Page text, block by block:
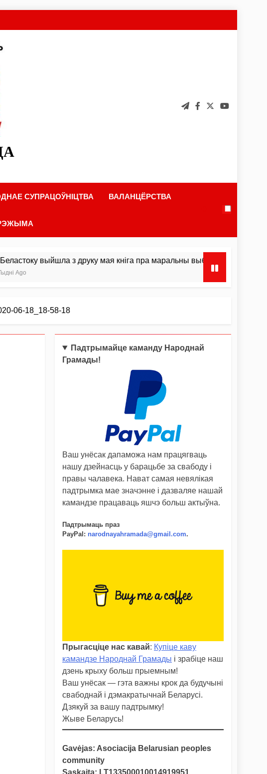
СУПРАЦОЎНІЦТВА ВАЛАНЦЁРСТВА
выйшла з друку мая кніга пра маральны выбар і інстынкты
06-18_18-58-18
Падтрымайце каманду Народнай
Грамады!
Ваш унёсак дапаможа нам працягваць
нашу дзейнасць у барацьбе за свабоду і
правы чалавека. Нават самая невялікая
падтрымка мае значэнне і дазваляе нашай
камандзе працаваць яшчэ больш актыўна.
Падтрымаць праз
PayPal : narodnayahramada@gmail.com.
Прыгасціце нас кавай: Купіце каву
камандзе Народнай Грамады і зрабіце наш
дзень крыху больш прыемным!
Ваш унёсак — гэта важны крок да будучыні
свабоднай і дэмакратычнай Беларусі.
Дзякуй за вашу падтрымку!
Жыве Беларусь!
Gavėjas: Asociacija Belarusian peoples
community
Sąskaita: LT133500010014919951